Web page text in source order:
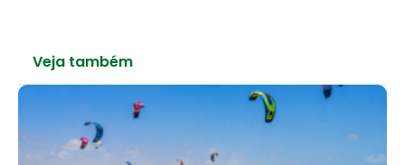
Veja também